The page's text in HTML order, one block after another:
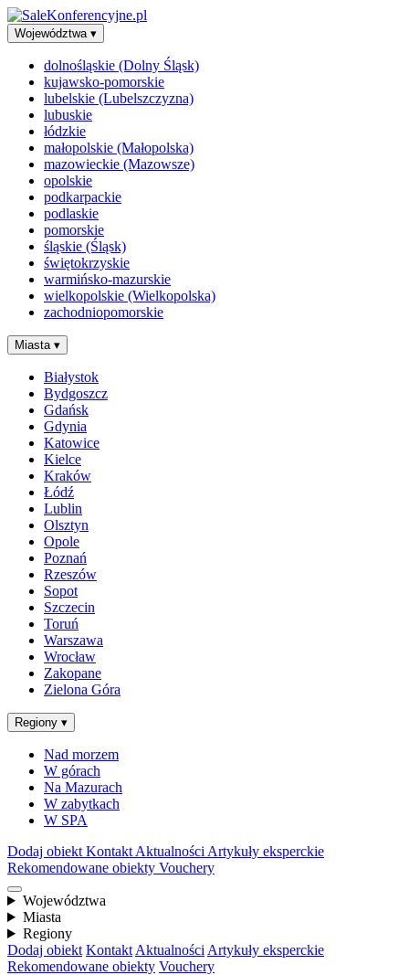
Województwa ▾
dolnośląskie (Dolny Śląsk)
kujawsko-pomorskie
lubelskie (Lubelszczyzna)
lubuskie
łódzkie
małopolskie (Małopolska)
mazowieckie (Mazowsze)
opolskie
podkarpackie
podlaskie
pomorskie
śląskie (Śląsk)
świętokrzyskie
warmińsko-mazurskie
wielkopolskie (Wielkopolska)
zachodniopomorskie
Miasta ▾
Białystok
Bydgoszcz
Gdańsk
Gdynia
Katowice
Kielce
Kraków
Łódź
Lublin
Olsztyn
Opole
Poznań
Rzeszów
Sopot
Szczecin
Toruń
Warszawa
Wrocław
Zakopane
Zielona Góra
Regiony ▾
Nad morzem
W górach
Na Mazurach
W zabytkach
W SPA
Dodaj obiekt Kontakt Aktualności Artykuły eksperckie
Rekomendowane obiekty Vouchery
Województwa
Miasta
Regiony
Dodaj obiekt Kontakt Aktualności Artykuły eksperckie
Rekomendowane obiekty Vouchery